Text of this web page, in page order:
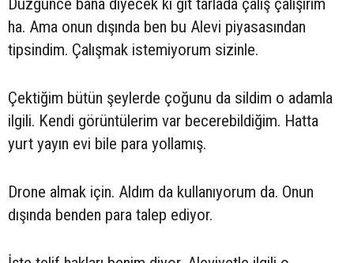
Düzgünce bana diyecek ki git tarlada çalış çalışırım
ha. Ama onun dışında ben bu Alevi piyasasından
tipsindim. Çalışmak istemiyorum sizinle.
Çektiğim bütün şeylerde çoğunu da sildim o adamla
ilgili. Kendi görüntülerim var becerebildiğim. Hatta
yurt yayın evi bile para yollamış.
Drone almak için. Aldım da kullanıyorum da. Onun
dışında benden para talep ediyor.